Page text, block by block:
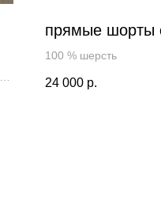
прямые шорты
100 % шерсть
24 000 р.